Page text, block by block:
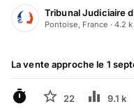
Tribunal Judiciaire
Pontoise, France · 4.2 k
À VENIR
La vente approche le 1
22 9.1 k